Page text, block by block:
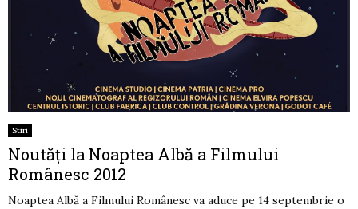
Stiri
Noutăți la Noaptea Albă a Filmului
Românesc 2012
Noaptea Albă a Filmului Românesc va aduce pe 14 septembrie o